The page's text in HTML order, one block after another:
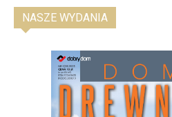
NASZE WYDANIA